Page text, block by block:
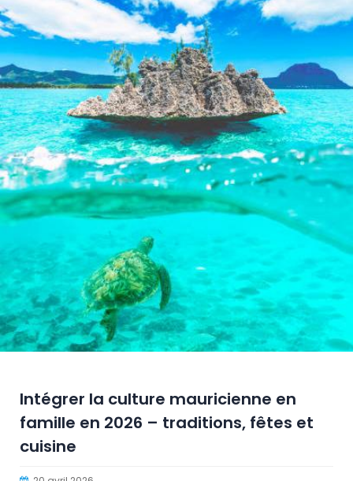
Intégrer la culture mauricienne en
famille en 2026 – traditions, fêtes et
cuisine